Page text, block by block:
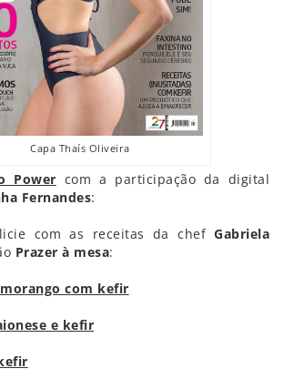
Capa Thaís Oliveira
Power com a participação da digital
Fernandes:
com as receitas da chefGabriela
Prazer à mesa:
com kefir
e kefir